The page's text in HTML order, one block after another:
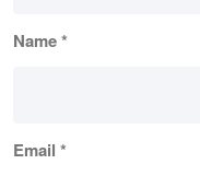
Name*
Email *